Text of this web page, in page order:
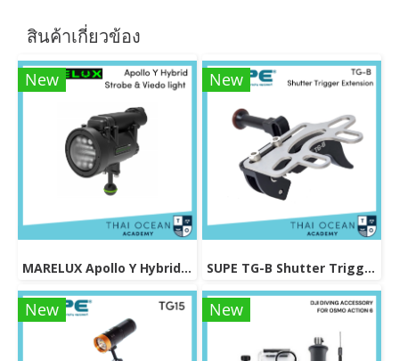
สินค้าเกี่ยวข้อง
New
MARELUX Apollo Y Hybrid Strobe & Viedo light (Patented Design) 3000 lumen
New
SUPE TG-B Shutter Trigger Extension
New New